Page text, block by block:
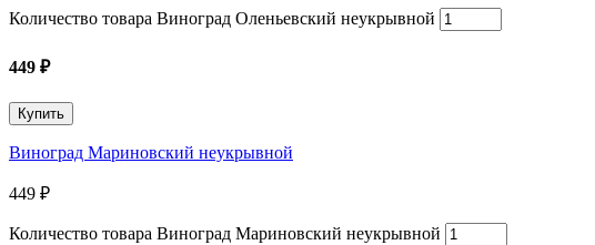
Количество товара Виноград Оленьевский неукрывной
449 ₽
Купить
Виноград Мариновский неукрывной
449 ₽
Количество товара Виноград Мариновский неукрывной